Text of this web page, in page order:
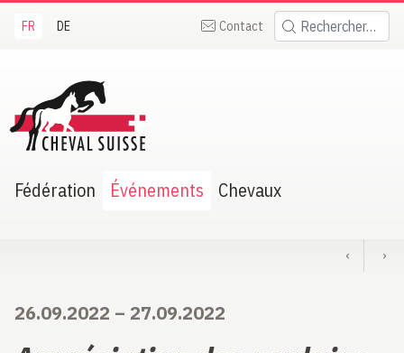
FR DE Contact Rechercher:
Suisse
Fédération Événements Chevaux
‹ ›
26.09.2022 – 27.09.2022